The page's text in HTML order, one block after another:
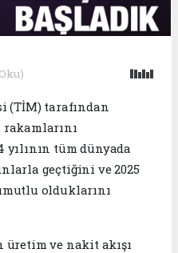
(TİM) tarafından
yılının tüm dünyada
geçtiğini ve 2025
olduklarını
üretim ve nakit akışı